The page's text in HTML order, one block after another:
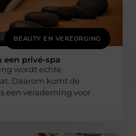
BEAUTY EN VERZORGING
privé-spa
wordt echte
Daarom komt de
een verademing voor